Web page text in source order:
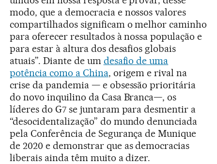
modo, que a democracia e nossos valores
compartilhados significam o melhor caminho
para oferecer resultados à nossa população e
para estar à altura dos desafios globais
atuais”. Diante de um desafio de uma
potência como a China, origem e rival na
crise da pandemia — e obsessão prioritária
do novo inquilino da Casa Branca—, os
líderes do G7 se juntaram para desmentir a
“desocidentalização” do mundo denunciada
pela Conferência de Segurança de Munique
de 2020 e demonstrar que as democracias
liberais ainda têm muito a dizer.